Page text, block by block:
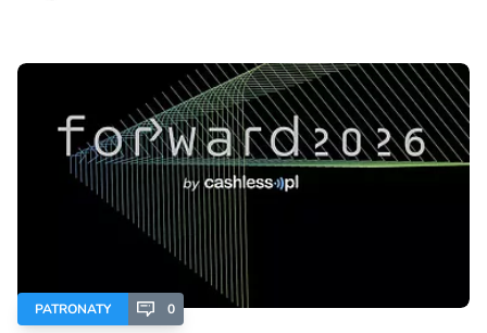
PATRONATY 0